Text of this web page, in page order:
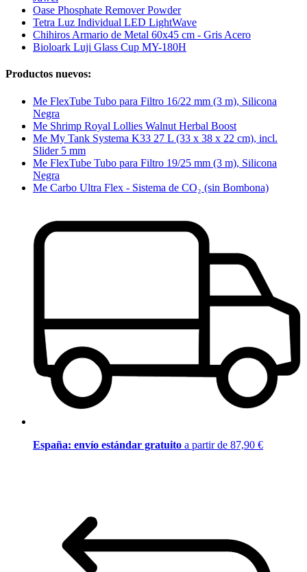
Oase Phosphate Remover Powder
Tetra Luz Individual LED LightWave
Chihiros Armario de Metal 60x45 cm - Gris Acero
Bioloark Luji Glass Cup MY-180H
Productos nuevos:
Me FlexTube Tubo para Filtro 16/22 mm (3 m), Silicona
Negra
Me Shrimp Royal Lollies Walnut Herbal Boost
Me My Tank Systema K33 27 L (33 x 38 x 22 cm), incl.
Slider 5 mm
Me FlexTube Tubo para Filtro 19/25 mm (3 m), Silicona
Negra
Me Carbo Ultra Flex - Sistema de CO₂ (sin Bombona)
España: envío estándar gratuito a partir de 87,90 €